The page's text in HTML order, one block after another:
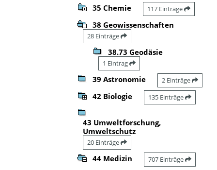
35 Chemie 117 Einträge
38 Geowissenschaften
28 Einträge
38.73 Geodäsie
1 Eintrag
39 Astronomie 2 Einträge
42 Biologie 135 Einträge
43 Umweltforschung,
Umweltschutz
20 Einträge
44 Medizin 707 Einträge